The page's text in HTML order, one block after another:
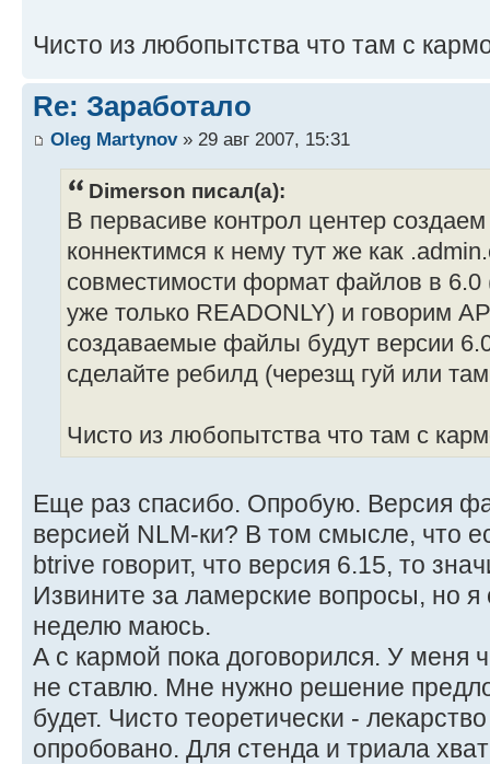
Чисто из любопытства что там с
Re: Заработало
Oleg Martynov» 29 авг 2007, 15:31
Dimerson писал(а):
В первасиве контрол центер
коннектимся к нему тут же как
совместимости формат файлов в 6.0
уже только READONLY) и говорим
создаваемые файлы будут версии
сделайте ребилд (черезщ гуй или
Чисто из любопытства что там с
Еще раз спасибо. Опробую. Версия
версией NLM-ки? В том смысле, что
btrive говорит, что версия 6.15, то
Извините за ламерские вопросы, но я
неделю маюсь.
А с кармой пока договорился. У меня
не ставлю. Мне нужно решение
будет. Чисто теоретически -
опробовано. Для стенда и триала